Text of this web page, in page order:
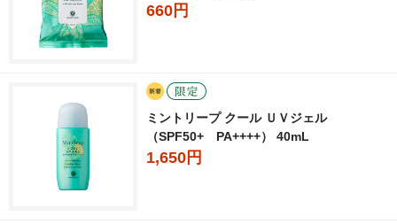
660円
ミントリープ クール ＵＶジェル
（SPF50+ PA++++） 40mL
1,650円